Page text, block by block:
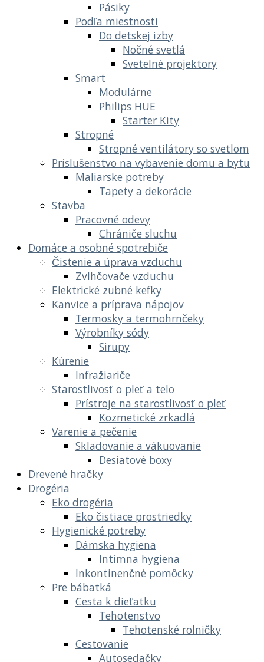
Pásiky
Podľa miestnosti
Do detskej izby
Nočné svetlá
Svetelné projektory
Smart
Modulárne
Philips HUE
Starter Kity
Stropné
Stropné ventilátory so svetlom
Príslušenstvo na vybavenie domu a bytu
Maliarske potreby
Tapety a dekorácie
Stavba
Pracovné odevy
Chrániče sluchu
Domáce a osobné spotrebiče
Čistenie a úprava vzduchu
Zvlhčovače vzduchu
Elektrické zubné kefky
Kanvice a príprava nápojov
Termosky a termohrnčeky
Výrobníky sódy
Sirupy
Kúrenie
Infražiariče
Starostlivosť o pleť a telo
Prístroje na starostlivosť o pleť
Kozmetické zrkadlá
Varenie a pečenie
Skladovanie a vákuovanie
Desiatové boxy
Drevené hračky
Drogéria
Eko drogéria
Eko čistiace prostriedky
Hygienické potreby
Dámska hygiena
Intímna hygiena
Inkontinenčné pomôcky
Pre bábätká
Cesta k dieťatku
Tehotenstvo
Tehotenské rolničky
Cestovanie
Autosedačky